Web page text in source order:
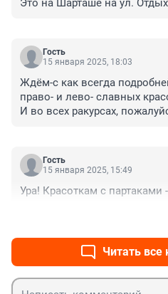
Это на Шарташе на ул.
Гость
15 января 2025, 18:03
Ждём-с как всегда
право- и лево- славных
И во всех ракурсах,
Гость
15 января 2025, 15:49
Ура! Красоткам с партаками
Читать